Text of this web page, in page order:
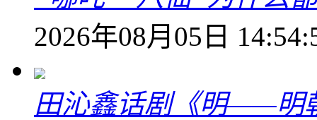
2026年08月05日
田沁鑫话剧《明——明